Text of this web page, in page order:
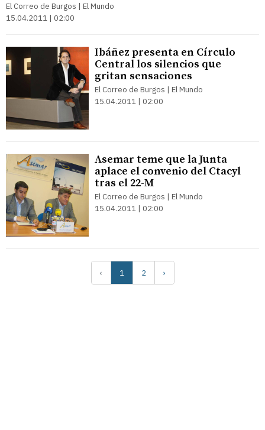
El Correo de Burgos | El Mundo
15.04.2011 | 02:00
Ibáñez presenta en Círculo
Central los silencios que
gritan sensaciones
El Correo de Burgos | El Mundo
15.04.2011 | 02:00
Asemar teme que la Junta
aplace el convenio del Ctacyl
tras el 22-M
El Correo de Burgos | El Mundo
15.04.2011 | 02:00
‹ 1 2 ›